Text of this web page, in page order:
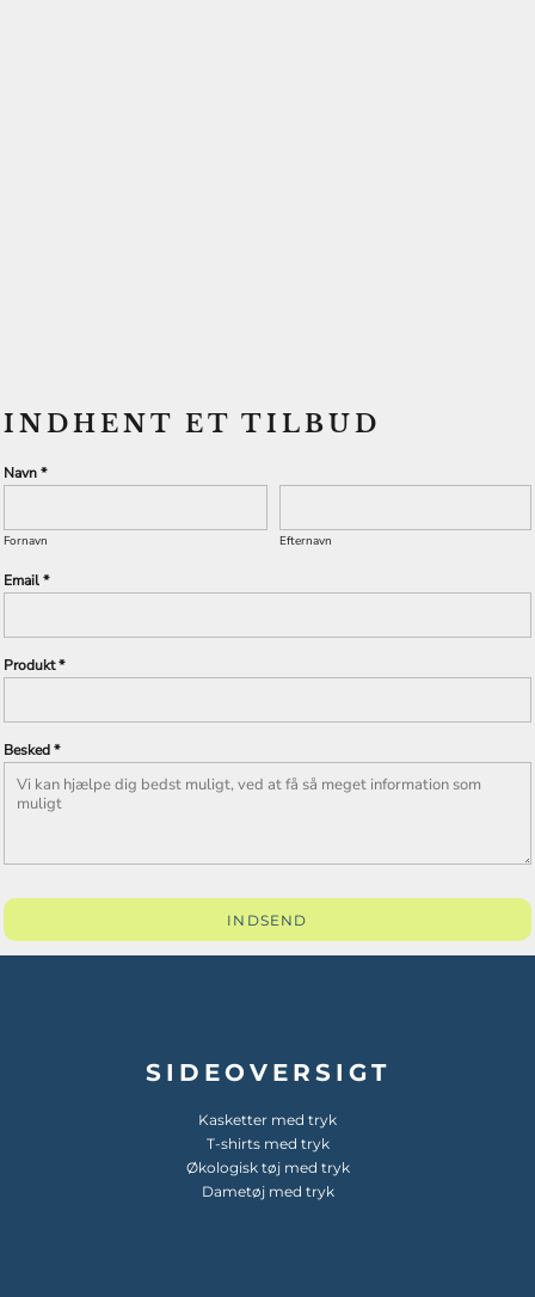
INDHENT ET TILBUD
Navn *
Fornavn Efternavn
Email *
Produkt *
Besked *
INDSEND
SIDEOVERSIGT
Kasketter med tryk
T-shirts med tryk
Økologisk tøj med tryk
Dametøj med tryk